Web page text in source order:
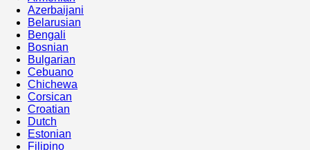
Azerbaijani
Belarusian
Bengali
Bosnian
Bulgarian
Cebuano
Chichewa
Corsican
Croatian
Dutch
Estonian
Filipino